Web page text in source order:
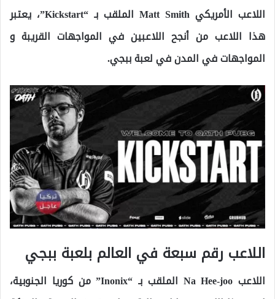
اللاعب الأمريكي Matt Smith الملقب بـ “Kickstart”، يعتبر
هذا اللاعب من أنجح اللاعبين في المواجهات القريبة و
المواجهات في المدن في لعبة ببجي.
اللاعب رقم سبعة في العالم بلعبة ببجي
اللاعب Na Hee-joo الملقب بـ “Inonix” من كوريا الجنوبية،